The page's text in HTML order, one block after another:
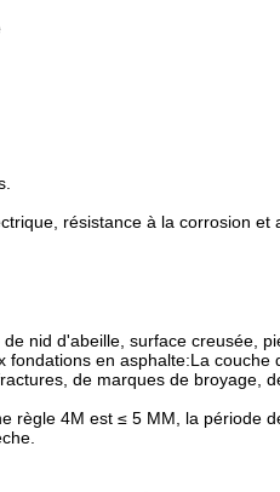
résistance à la corrosion et
nid d'abeille, surface creusée,
en asphalte:La couche
de marques de broyage,
règle 4M est ≤ 5 MM, la période